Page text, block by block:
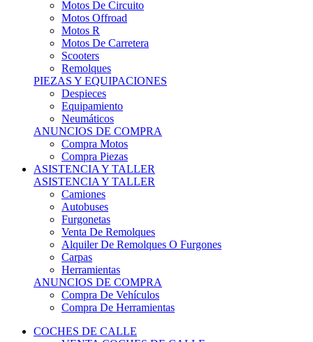
Motos R
Motos De Carretera
Scooters
Remolques
PIEZAS Y EQUIPACIONES
Despieces
Equipamiento
Neumáticos
ANUNCIOS DE COMPRA
Compra Motos
Compra Piezas
ASISTENCIA Y TALLER
ASISTENCIA Y TALLER
Camiones
Autobuses
Furgonetas
Venta De Remolques
Alquiler De Remolques O Furgones
Carpas
Herramientas
ANUNCIOS DE COMPRA
Compra De Vehículos
Compra De Herramientas
COCHES DE CALLE
VENTA COCHES DE CALLE.
COMPRA COCHES